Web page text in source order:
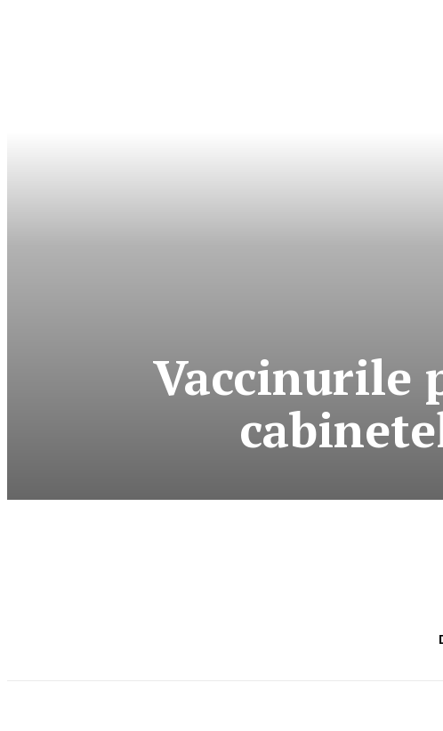
Vaccinurile